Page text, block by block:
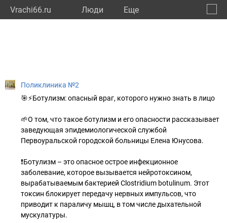
Vrachi66.ru Люди Eще
Поликлиника №2
🎯⚡Ботулизм: опасный враг, которого нужно знать в лицо
🌱О том, что такое ботулизм и его опасности рассказывает
заведующая эпидемиологической службой
Первоуральской городской больницы Елена Юнусова.
❗Ботулизм – это опасное острое инфекционное
заболевание, которое вызывается нейротоксином,
вырабатываемым бактерией Clostridium botulinum. Этот
токсин блокирует передачу нервных импульсов, что
приводит к параличу мышц, в том числе дыхательной
мускулатуры.